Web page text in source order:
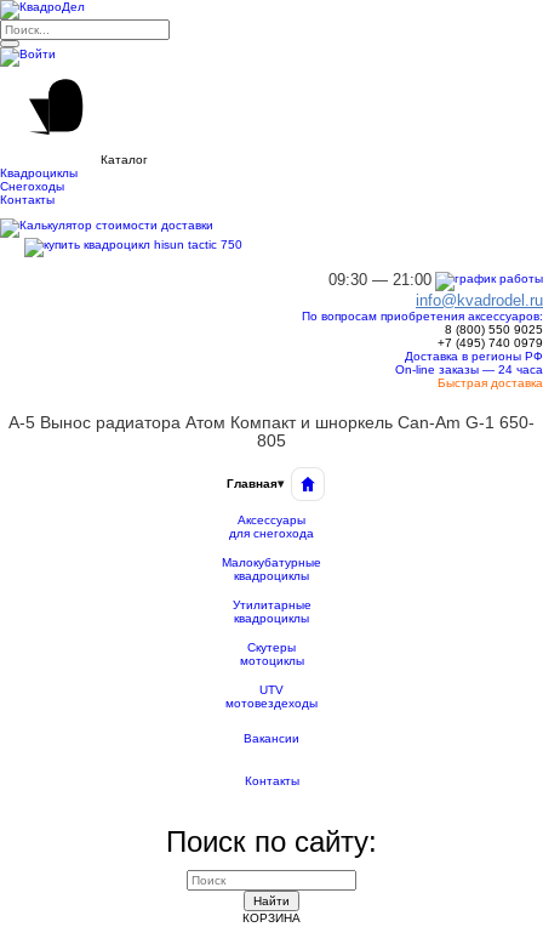
Каталог
Квадроциклы
Снегоходы
Контакты
09:30 — 21:00
info@kvadrodel.ru
По вопросам приобретения аксессуаров:
8 (800) 550 9025
+7 (495) 740 0979
Доставка в регионы РФ
On-line заказы — 24 часа
Быстрая доставка
A-5 Вынос радиатора Атом Компакт и шноркель Can-Am G-1 650-
805
Главная▾
Аксессуары
для снегохода
Малокубатурные
квадроциклы
Утилитарные
квадроциклы
Скутеры
мотоциклы
UTV
мотовездеходы
Вакансии
Контакты
Поиск по сайту:
Найти
КОРЗИНА